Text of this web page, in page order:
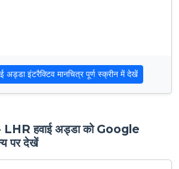
अड्डा इंटरैक्टिव मानचित्र पूर्ण स्क्रीन में देखें
- LHR हवाई अड्डा को Google
पर देखें